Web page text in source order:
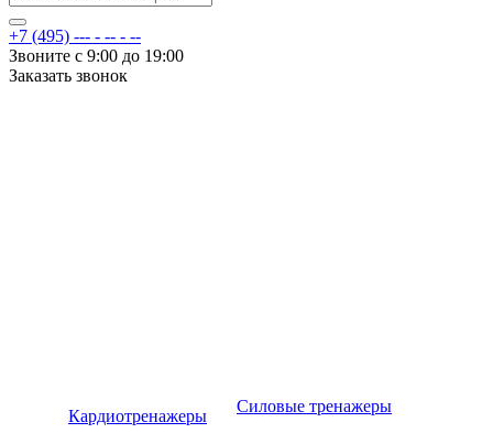
+7 (495) --- - -- - --
Звоните с 9:00 до 19:00
Заказать звонок
Кардиотренажеры
Силовые тренажеры